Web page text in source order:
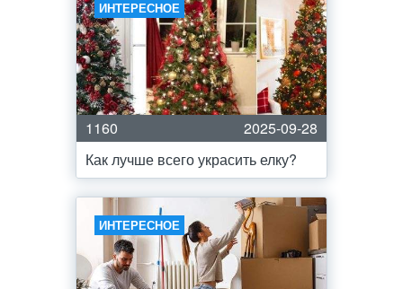
ИНТЕРЕСНОЕ
1160
2025-09-28
Как лучше всего украсить елку?
ИНТЕРЕСНОЕ